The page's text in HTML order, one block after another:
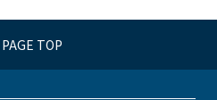
PAGE TOP